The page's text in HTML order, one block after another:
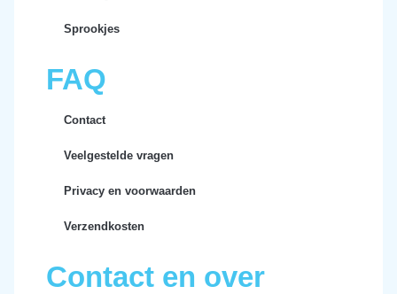
Sprookjes
FAQ
Contact
Veelgestelde vragen
Privacy en voorwaarden
Verzendkosten
Contact en over